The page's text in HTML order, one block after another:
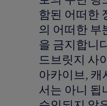
함된 어떠한
의 어떠한 부
을 금지합니
드브릿지 사
아카이브, 캐
서는 아니 됩